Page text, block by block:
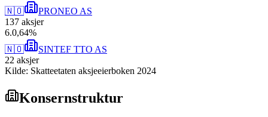
🇳🇴
PRONEO AS
137 aksjer
6.0,64%
🇳🇴
SINTEF TTO AS
22 aksjer
Kilde: Skatteetaten aksjeeierboken 2024
Konsernstruktur